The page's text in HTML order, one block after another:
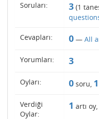
Soruları: 3 (1
Cevapları: 0 — All
Yorumları: 3
Oyları: 0 soru, 1
Verdiği
Oylar:
1 artı oy,